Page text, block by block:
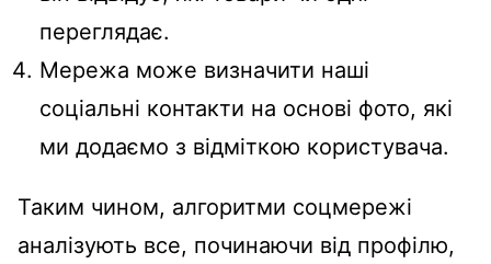
переглядає.
Мережа може визначити наші
соціальні контакти на основі фото, які
ми додаємо з відміткою користувача.
Таким чином, алгоритми соцмережі
аналізують все, починаючи від профілю,